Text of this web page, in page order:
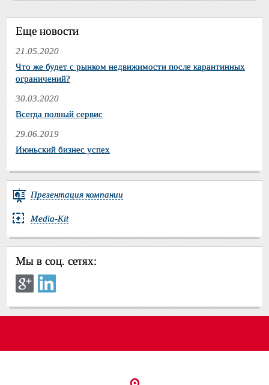
Еще новости
21.05.2020
Что же будет с рынком недвижимости после карантинных
ограничений?
30.03.2020
Всегда полный сервис
29.06.2019
Июньский бизнес успех
Презентация компании
Media-Kit
Мы в соц. сетях: